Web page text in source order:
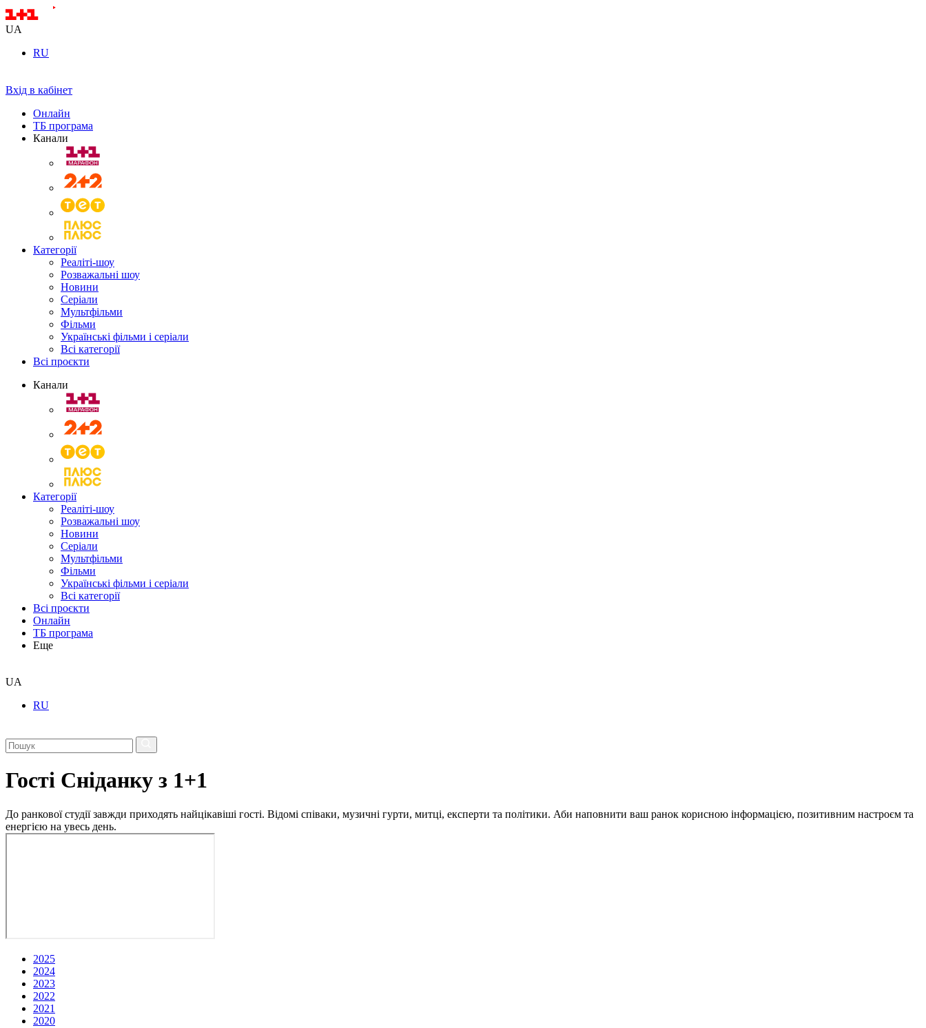
UA
RU
Вхід в кабінет
Онлайн
ТБ програма
Канали
Категорії
Реаліті-шоу
Розважальні шоу
Новини
Серіали
Мультфільми
Фільми
Українські фільми і серіали
Всі категорії
Всі проєкти
Канали
Категорії
Реаліті-шоу
Розважальні шоу
Новини
Серіали
Мультфільми
Фільми
Українські фільми і серіали
Всі категорії
Всі проєкти
Онлайн
ТБ програма
Еще
UA
RU
Гості Сніданку з 1+1
До ранкової студії завжди приходять найцікавіші гості. Відомі співаки, музичні гурти, митці, експерти та політики. Аби наповнити ваш ранок корисною інформацією, позитивним настроєм та
енергією на увесь день.
2025
2024
2023
2022
2021
2020